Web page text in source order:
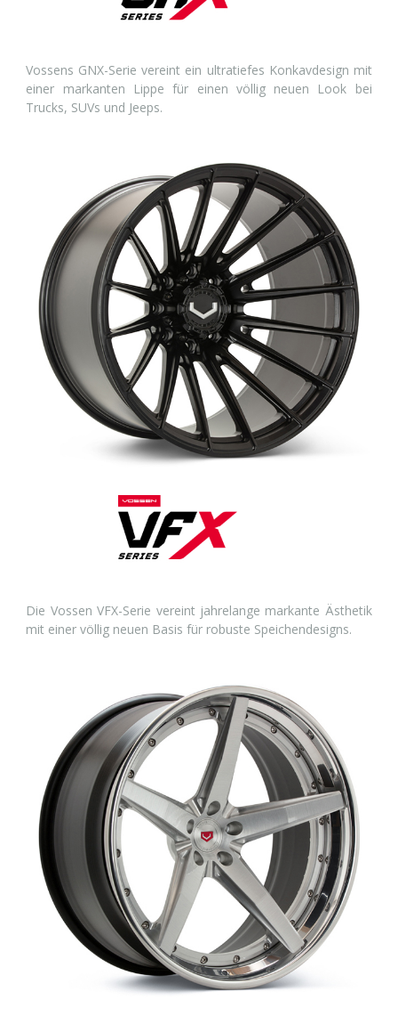
Vossens GNX-Serie vereint ein ultratiefes Konkavdesign mit
einer markanten Lippe für einen völlig neuen Look bei
Trucks, SUVs und Jeeps.
Die Vossen VFX-Serie vereint jahrelange markante Ästhetik
mit einer völlig neuen Basis für robuste Speichendesigns.